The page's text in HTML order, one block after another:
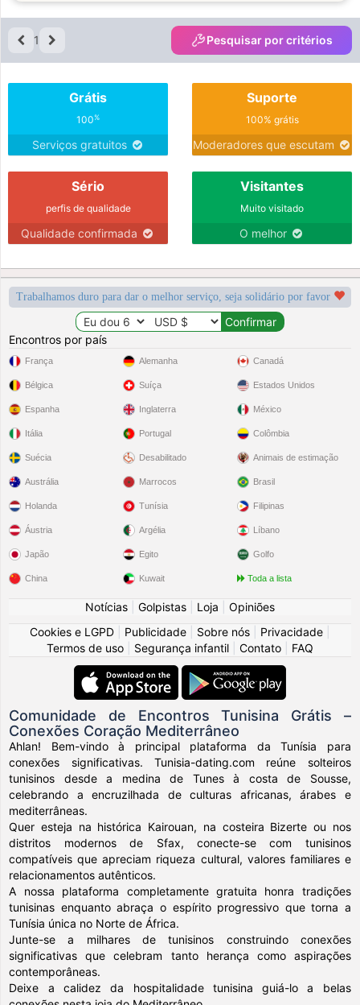
1 Pesquisar por critérios
Grátis
100%
Serviços gratuitos
Suporte
100% grátis
Moderadores que escutam
Sério
perfis de qualidade
Qualidade confirmada
Visitantes
Muito visitado
O melhor
Trabalhamos duro para dar o melhor serviço, seja solidário por favor
Encontros por país
França
Bélgica
Espanha
Itália
Suécia
Alemanha
Suíça
Inglaterra
Portugal
Desabilitado
Canadá
Estados Unidos
México
Colômbia
Animais de estimação
Austrália
Holanda
Áustria
Japão
China
Marrocos
Tunísia
Argélia
Egito
Kuwait
Brasil
Filipinas
Líbano
Golfo
Toda a lista
Notícias Golpistas Loja
Opiniões
Cookies e LGPD
Publicidade Sobre nós Privacidade
Termos de uso
Segurança infantil Contato FAQ
Comunidade de Encontros Tunisina Grátis –
Conexões Coração Mediterrâneo
Ahlan! Bem-vindo à principal plataforma da Tunísia para
conexões significativas. Tunisia-dating.com reúne solteiros
tunisinos desde a medina de Tunes à costa de Sousse,
celebrando a encruzilhada de culturas africanas, árabes e
mediterrâneas.
Quer esteja na histórica Kairouan, na costeira Bizerte ou nos
distritos modernos de Sfax, conecte-se com tunisinos
compatíveis que apreciam riqueza cultural, valores familiares e
relacionamentos autênticos.
A nossa plataforma completamente gratuita honra tradições
tunisinas enquanto abraça o espírito progressivo que torna a
Tunísia única no Norte de África.
Junte-se a milhares de tunisinos construindo conexões
significativas que celebram tanto herança como aspirações
contemporâneas.
Deixe a calidez da hospitalidade tunisina guiá-lo a belas